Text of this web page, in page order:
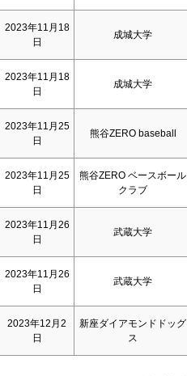
2023年11月18
日
成城大学
2023年11月18
日
成城大学
2023年11月25
日
熊谷ZERO baseball
2023年11月25
日
熊谷ZERO ベースボール
クラブ
2023年11月26
日
武蔵大学
2023年11月26
日
武蔵大学
2023年12月2
日
新座ダイアモンドドッグ
ス